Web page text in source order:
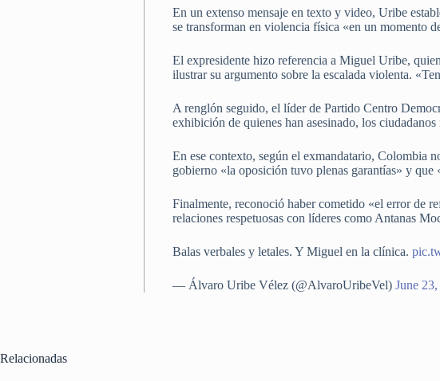
En un extenso mensaje en texto y video, Uribe
se transforman en violencia física «en un momento
El expresidente hizo referencia a Miguel Uribe,
ilustrar su argumento sobre la escalada violenta.
A renglón seguido, el líder de Partido Centro
exhibición de quienes han asesinado, los
En ese contexto, según el exmandatario, Colombia
gobierno «la oposición tuvo plenas garantías» y
Finalmente, reconoció haber cometido «el error de
relaciones respetuosas con líderes como Antanas
Balas verbales y letales. Y Miguel en la clínica.
— Álvaro Uribe Vélez (@AlvaroUribeVel)June
Relacionadas